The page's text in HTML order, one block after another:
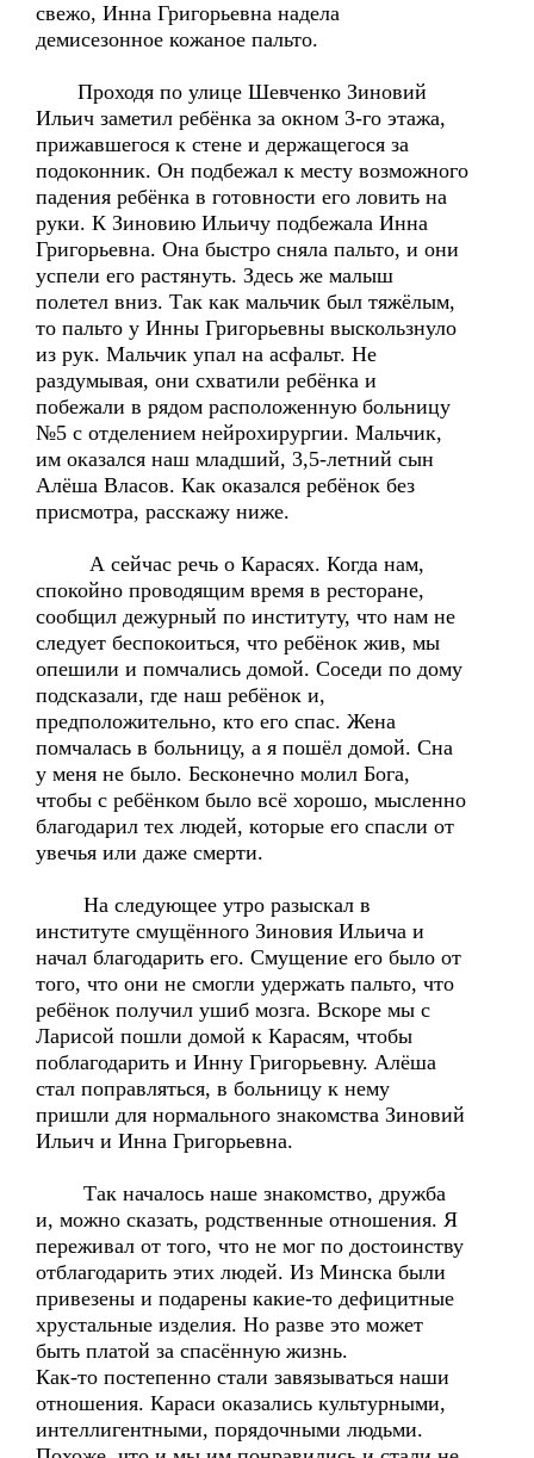
свежо, Инна Григорьевна надела
демисезонное кожаное пальто.
Проходя по улице Шевченко Зиновий
Ильич заметил ребёнка за окном 3-го этажа,
прижавшегося к стене и держащегося за
подоконник. Он подбежал к месту возможного
падения ребёнка в готовности его ловить на
руки. К Зиновию Ильичу подбежала Инна
Григорьевна. Она быстро сняла пальто, и они
успели его растянуть. Здесь же малыш
полетел вниз. Так как мальчик был тяжёлым,
то пальто у Инны Григорьевны выскользнуло
из рук. Мальчик упал на асфальт. Не
раздумывая, они схватили ребёнка и
побежали в рядом расположенную больницу
№5 с отделением нейрохирургии. Мальчик,
им оказался наш младший, 3,5-летний сын
Алёша Власов. Как оказался ребёнок без
присмотра, расскажу ниже.
А сейчас речь о Карасях. Когда нам,
спокойно проводящим время в ресторане,
сообщил дежурный по институту, что нам не
следует беспокоиться, что ребёнок жив, мы
опешили и помчались домой. Соседи по дому
подсказали, где наш ребёнок и,
предположительно, кто его спас. Жена
помчалась в больницу, а я пошёл домой. Сна
у меня не было. Бесконечно молил Бога,
чтобы с ребёнком было всё хорошо, мысленно
благодарил тех людей, которые его спасли от
увечья или даже смерти.
На следующее утро разыскал в
институте смущённого Зиновия Ильича и
начал благодарить его. Смущение его было от
того, что они не смогли удержать пальто, что
ребёнок получил ушиб мозга. Вскоре мы с
Ларисой пошли домой к Карасям, чтобы
поблагодарить и Инну Григорьевну. Алёша
стал поправляться, в больницу к нему
пришли для нормального знакомства Зиновий
Ильич и Инна Григорьевна.
Так началось наше знакомство, дружба
и, можно сказать, родственные отношения. Я
переживал от того, что не мог по достоинству
отблагодарить этих людей. Из Минска были
привезены и подарены какие-то дефицитные
хрустальные изделия. Но разве это может
быть платой за спасённую жизнь.
Как-то постепенно стали завязываться наши
отношения. Караси оказались культурными,
интеллигентными, порядочными людьми.